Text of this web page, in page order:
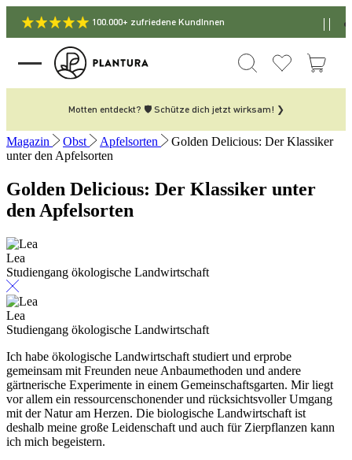
100.000+ zufriedene KundInnen
Motten entdeckt? 🛡️ Schütze dich jetzt wirksam! ❯
Magazin Obst Apfelsorten
Golden Delicious: Der Klassiker
unter den Apfelsorten
Golden Delicious: Der Klassiker unter
den Apfelsorten
Lea
Studiengang ökologische Landwirtschaft
Lea
Studiengang ökologische Landwirtschaft
Ich habe ökologische Landwirtschaft studiert und erprobe
gemeinsam mit Freunden neue Anbaumethoden und andere
gärtnerische Experimente in einem Gemeinschaftsgarten. Mir liegt
vor allem ein ressourcenschonender und rücksichtsvoller Umgang
mit der Natur am Herzen. Die biologische Landwirtschaft ist
deshalb meine große Leidenschaft und auch für Zierpflanzen kann
ich mich begeistern.